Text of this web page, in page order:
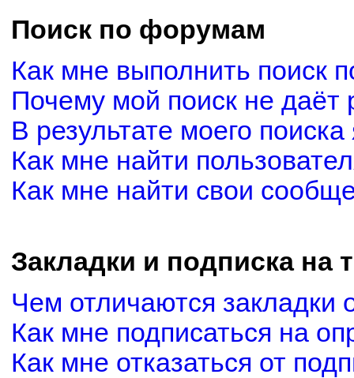
Поиск по форумам
Как мне выполнить поиск
Почему мой поиск не даёт
В результате моего
Как мне найти
Как мне найти свои
Закладки и подписка на
Чем отличаются закладки
Как мне подписаться на
Как мне отказаться от